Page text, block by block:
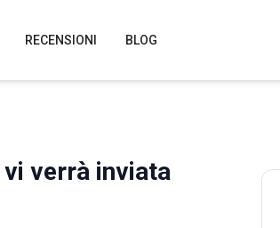
RECENSIONI BLOG
verrà inviata